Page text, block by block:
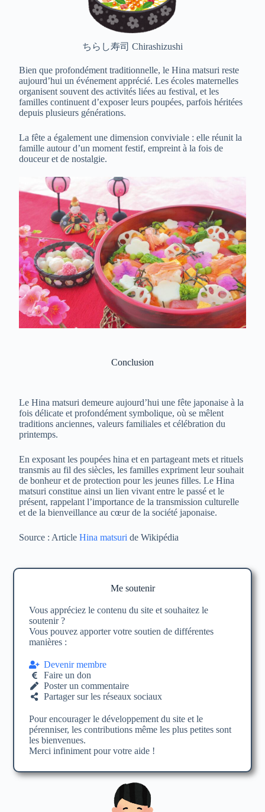
ちらし寿司 Chirashizushi
Bien que profondément traditionnelle, le Hina matsuri reste
aujourd’hui un événement apprécié. Les écoles maternelles
organisent souvent des activités liées au festival, et les
familles continuent d’exposer leurs poupées, parfois héritées
depuis plusieurs générations.
La fête a également une dimension conviviale : elle réunit la
famille autour d’un moment festif, empreint à la fois de
douceur et de nostalgie.
Conclusion
Le Hina matsuri demeure aujourd’hui une fête japonaise à la
fois délicate et profondément symbolique, où se mêlent
traditions anciennes, valeurs familiales et célébration du
printemps.
En exposant les poupées hina et en partageant mets et rituels
transmis au fil des siècles, les familles expriment leur souhait
de bonheur et de protection pour les jeunes filles. Le Hina
matsuri constitue ainsi un lien vivant entre le passé et le
présent, rappelant l’importance de la transmission culturelle
et de la bienveillance au cœur de la société japonaise.
Source : ArticleHina matsuri de Wikipédia
Me soutenir
Vous appréciez le contenu du site et souhaitez le
soutenir ?
Vous pouvez apporter votre soutien de différentes
manières :
Devenir membre
Faire un don
Poster un commentaire
Partager sur les réseaux sociaux
Pour encourager le développement du site et le
pérenniser, les contributions même les plus petites sont
les bienvenues.
Merci infiniment pour votre aide !